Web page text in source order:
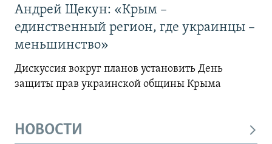
Андрей Щекун: «Крым –
единственный регион, где украинцы –
меньшинство»
Дискуссия вокруг планов установить День
защиты прав украинской общины Крыма
НОВОСТИ